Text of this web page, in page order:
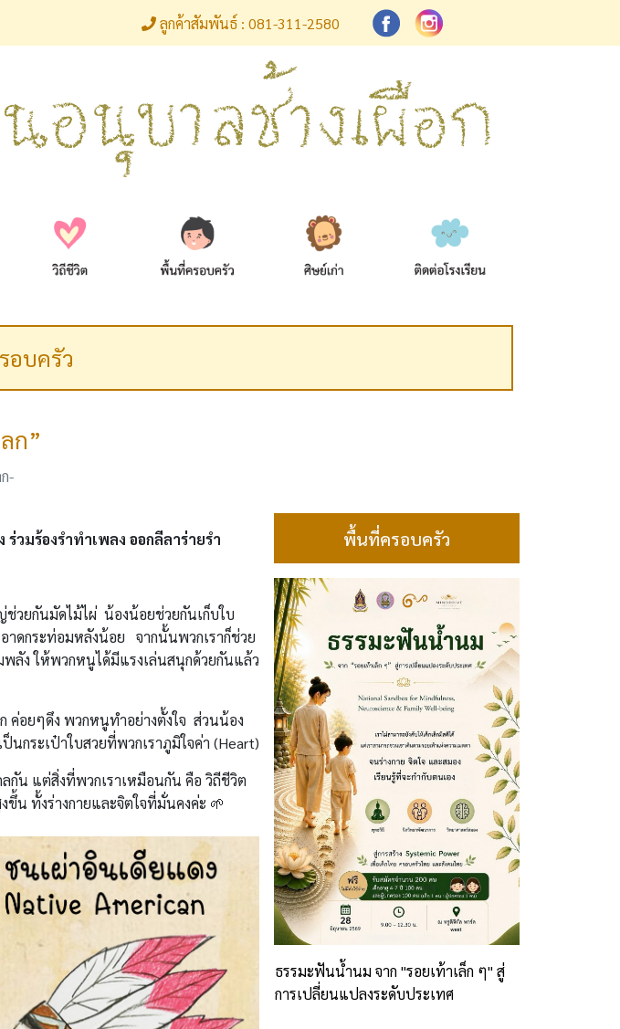
ลูกค้าสัมพันธ์ : 081-311-2580
บครัว
ก”
-
วมร้องรำทำเพลง ออกลีลาร่ายรำ
วยกันมัดไม้ไผ่ น้องน้อยช่วยกันเก็บใบ
าดกระท่อมหลังน้อย จากนั้นพวกเราก็ช่วย
ลัง ให้พวกหนูได้มีแรงเล่นสนุกด้วยกันแล้ว
ค่อยๆดึง พวกหนูทำอย่างตั้งใจ ส่วนน้อง
นกระเป๋าใบสวยที่พวกเราภูมิใจค่า (Heart)
กัน แต่สิ่งที่พวกเราเหมือนกัน​ คือ​ วิถีชีวิต
น ทั้งร่างกายและจิตใจที่มั่นคงค่ะ 🌱
พื้นที่ครอบครัว
ธรรมะฟันน้ำนม จาก "รอยเท้าเล็ก ๆ" สู่
การเปลี่ยนแปลงระดับประเทศ